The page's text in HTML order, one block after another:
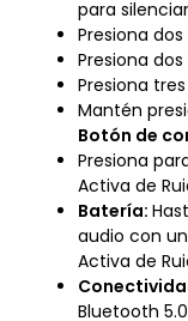
para
Presiona
Presiona
Presiona
Mantén
Botón de
Presiona
Activa de
Batería:
audio con
Activa de
Bluetooth 5.0